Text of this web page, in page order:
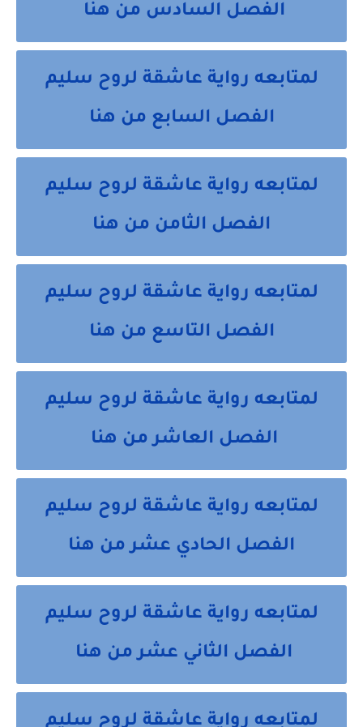
الفصل السادس من هنا
لمتابعه رواية عاشقة لروح سليم
الفصل السابع من هنا
لمتابعه رواية عاشقة لروح سليم
الفصل الثامن من هنا
لمتابعه رواية عاشقة لروح سليم
الفصل التاسع من هنا
لمتابعه رواية عاشقة لروح سليم
الفصل العاشر من هنا
لمتابعه رواية عاشقة لروح سليم
الفصل الحادي عشر من هنا
لمتابعه رواية عاشقة لروح سليم
الفصل الثاني عشر من هنا
لمتابعه رواية عاشقة لروح سليم